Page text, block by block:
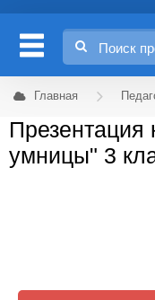
Главная
Презентация
умницы" 3